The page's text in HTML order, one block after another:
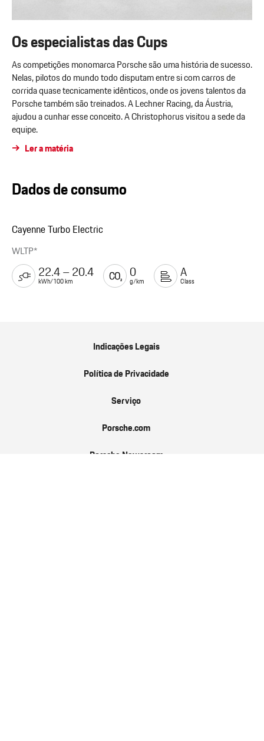
Os especialistas das Cups
As competições monomarca Porsche são uma história de sucesso.
Nelas, pilotos do mundo todo disputam entre si com carros de
corrida quase tecnicamente idênticos, onde os jovens talentos da
Porsche também são treinados. A Lechner Racing, da Áustria,
ajudou a cunhar esse conceito. A Christophorus visitou a sede da
equipe.
Ler a matéria
Dados de consumo
Cayenne Turbo Electric
WLTP*
22.4 – 20.4
kWh/100 km
0
g/km
A
Class
Indicações Legais
Política de Privacidade
Serviço
Porsche.com
Porsche Newsroom